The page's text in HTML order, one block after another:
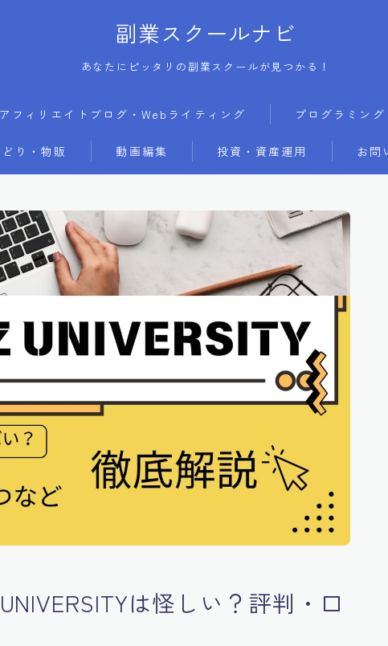
副業スクールナビ
あなたにピッタリの副業スクールが見つかる！
アフィリエイトブログ・Webライティング プログラミン
り・物販 動画編集 投資・資産運用 お問
は怪しい？評判・口